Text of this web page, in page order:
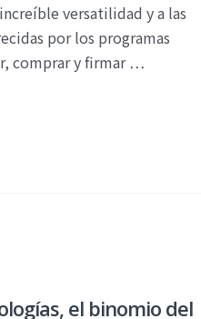
versatilidad y a las
por los programas
comprar y firmar …
el binomio del